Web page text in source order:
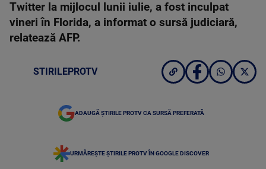
Twitter la mijlocul lunii iulie, a fost inculpat
vineri în Florida, a informat o sursă judiciară,
relatează AFP.
STIRILEPROTV
ADAUGĂ ȘTIRILE PROTV CA SURSĂ PREFERATĂ
URMĂREȘTE ȘTIRILE PROTV ÎN GOOGLE DISCOVER